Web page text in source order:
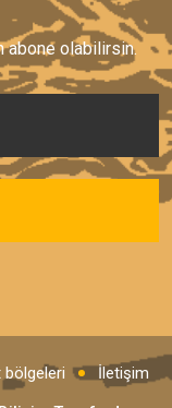
abone olabilirsin.
İletişim